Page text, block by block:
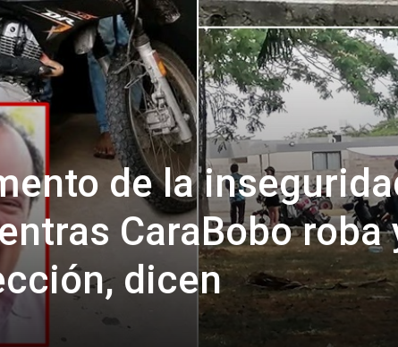
de la
CaraBobo roba
dicen